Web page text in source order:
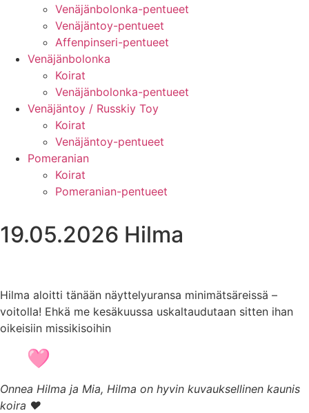
Venäjänbolonka-pentueet
Venäjäntoy-pentueet
Affenpinseri-pentueet
Venäjänbolonka
Koirat
Venäjänbolonka-pentueet
Venäjäntoy / Russkiy Toy
Koirat
Venäjäntoy-pentueet
Pomeranian
Koirat
Pomeranian-pentueet
19.05.2026 Hilma
Hilma aloitti tänään näyttelyuransa minimätsäreissä –
voitolla! Ehkä me kesäkuussa uskaltaudutaan sitten ihan
oikeisiin missikisoihin
Onnea Hilma ja Mia, Hilma on hyvin kuvauksellinen kaunis
koira ♥